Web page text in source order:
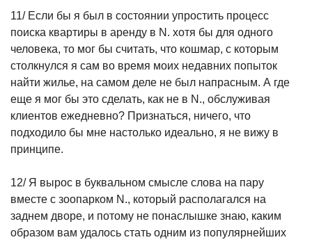
11/ Если бы я был в состоянии упростить процесс
поиска квартиры в аренду в N. хотя бы для одного
человека, то мог бы считать, что кошмар, с которым
столкнулся я сам во время моих недавних попыток
найти жилье, на самом деле не был напрасным. А где
еще я мог бы это сделать, как не в N., обслуживая
клиентов ежедневно? Признаться, ничего, что
подходило бы мне настолько идеально, я не вижу в
принципе.
12/ Я вырос в буквальном смысле слова на пару
вместе с зоопарком N., который располагался на
заднем дворе, и потому не понаслышке знаю, каким
образом вам удалось стать одним из популярнейших